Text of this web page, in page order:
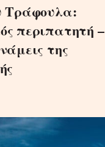
Τράφουλα:
περιπατητή –
της